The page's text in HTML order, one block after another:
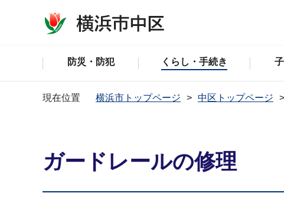
防災・防犯 くらし・手続き
現在位置 横浜市トップページ 中区トップページ
ガードレールの修理